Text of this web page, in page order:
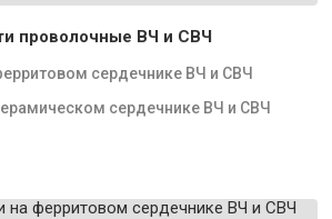
проволочные ВЧ и СВЧ
сердечнике ВЧ и СВЧ
сердечнике ВЧ и СВЧ